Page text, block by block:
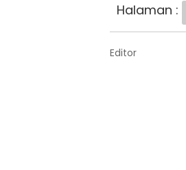
Halaman :
Editor